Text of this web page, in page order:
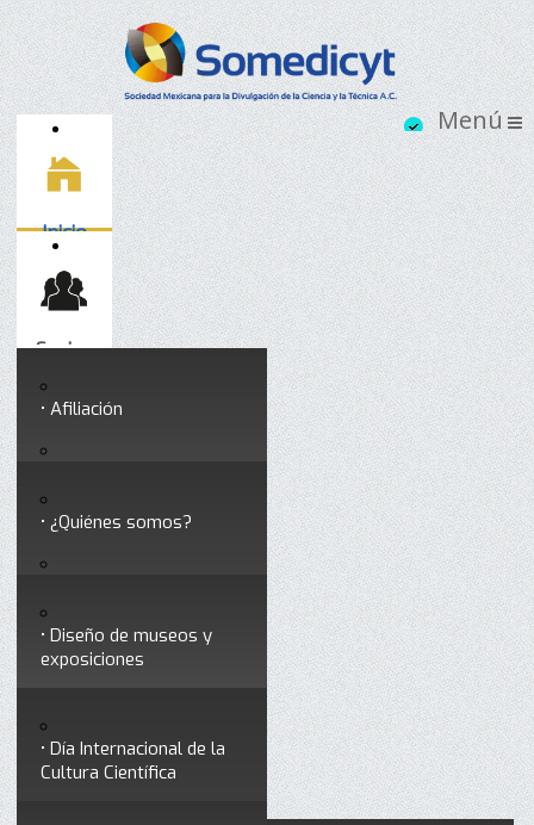
Inicio
Socios
Afiliación
Testimonios
Socios vigentes
Somedicyt
¿Quiénes somos?
Consejo Directivo
profesionales
Servicios
Diseño de museos y
exposiciones
formar divulgadores
Día Internacional de la
Cultura Científica